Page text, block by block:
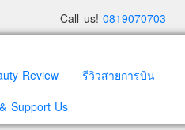
Call us! 0819070703
Review
รีวิวสายการบิน
Support Us